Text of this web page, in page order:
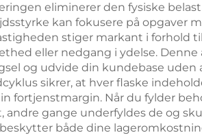
eliminerer den fysiske
kan fokusere på
stiger markant i forhold
eller nedgang i ydelse.
og udvide din kundebase
sikrer, at hver flaske
fortjenstmargin. Når du fylder
andre gange underfyldes de og
både dine